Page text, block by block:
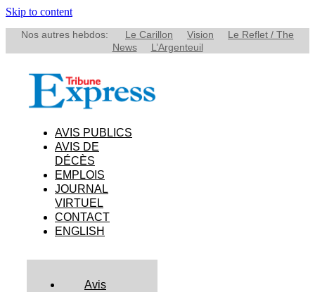
Skip to content
Nos autres hebdos: Le Carillon Vision
Le Reflet / The
News
L’Argenteuil
AVIS PUBLICS
AVIS DE
DÉCÈS
EMPLOIS
JOURNAL
VIRTUEL
CONTACT
ENGLISH
Avis